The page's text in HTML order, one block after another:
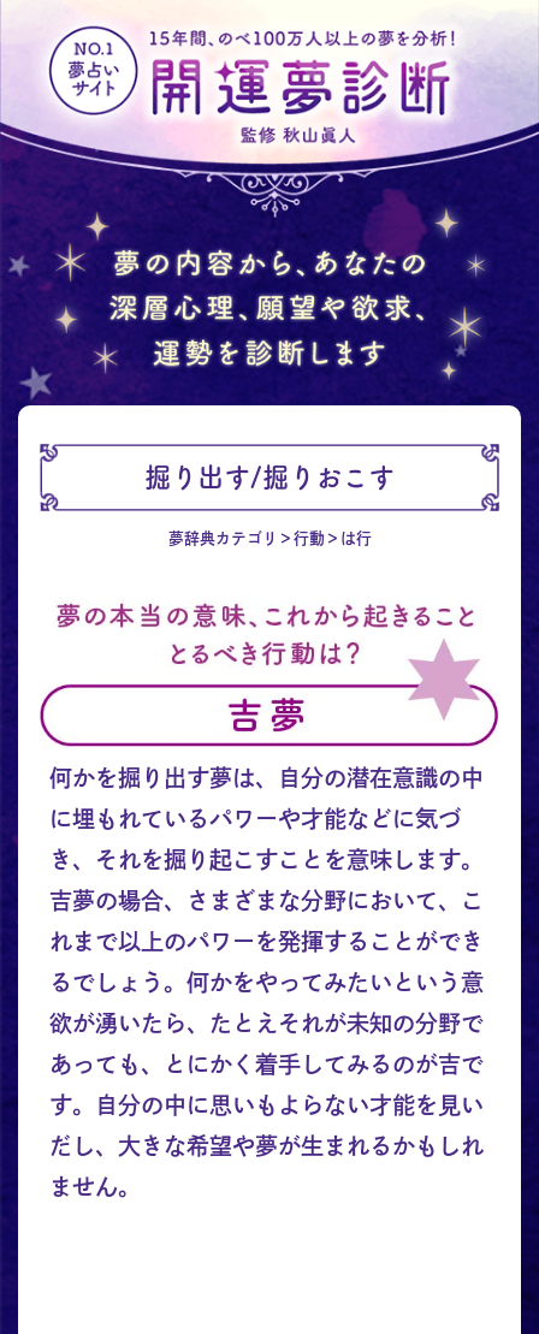
掘り出す/掘りおこす
夢辞典カテゴリ 行動 は行
何かを掘り出す夢は、自分の潜在意識の中
に埋もれているパワーや才能などに気づ
き、それを掘り起こすことを意味します。
吉夢の場合、さまざまな分野において、こ
れまで以上のパワーを発揮することができ
るでしょう。何かをやってみたいという意
欲が湧いたら、たとえそれが未知の分野で
あっても、とにかく着手してみるのが吉で
す。自分の中に思いもよらない才能を見い
だし、大きな希望や夢が生まれるかもしれ
ません。